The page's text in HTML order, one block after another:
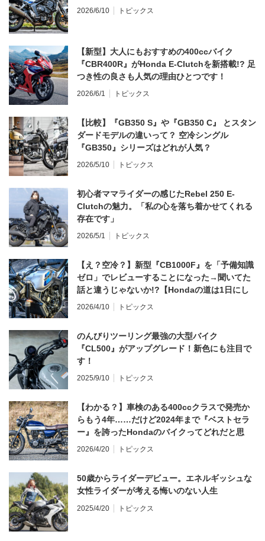
2026/6/10 トピックス
【新型】大人にもおすすめの400ccバイク
『CBR400R』がHonda E-Clutchを新搭載!? 足
つき性の良さも人気の理由ひとつです！
2026/6/1 トピックス
【比較】『GB350 S』や『GB350 C』 とスタン
ダードモデルの違いって？ 空冷シングル
『GB350』シリーズはどれが人気？
2026/5/10 トピックス
初心者ママライダーの感じたRebel 250 E-
Clutchの魅力。「私の心を落ち着かせてくれる
存在です」
2026/5/1 トピックス
【え？空冷？】新型『CB1000F』を「予備知識
ゼロ」でレビューすることになった→聞いてた
話と違うじゃないか!?【Hondaの道は1日にし
てならず／CB1000F ①第一印象 編】
2026/4/10 トピックス
のんびりツーリング最強の大型バイク
『CL500』がアップグレード！新色にも注目で
す！
2025/9/10 トピックス
【わかる？】車検のある400ccクラスで発売か
らもう4年……だけど2024年まで『ベストセラ
ー』を誇ったHondaのバイクってどれだと思
う？
2026/4/20 トピックス
50歳からライダーデビュー。エネルギッシュな
女性ライダーが考える悔いのない人生
2025/4/20 トピックス